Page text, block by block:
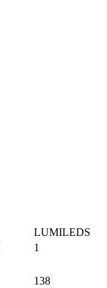
LUMILEDS
1
138